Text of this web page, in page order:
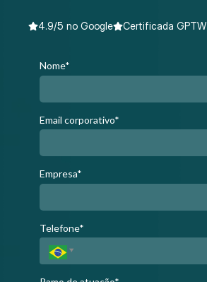
4.9/5 no Google Certificada GPTW
Nome*
Email corporativo*
Empresa*
Telefone*